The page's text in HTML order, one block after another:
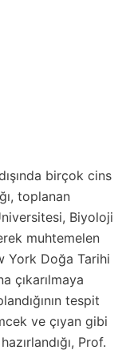
birçok cins
toplanan
Biyoloji
muhtemelen
York Doğa Tarihi
çıkarılmaya
tespit
ve çıyan gibi
Prof.